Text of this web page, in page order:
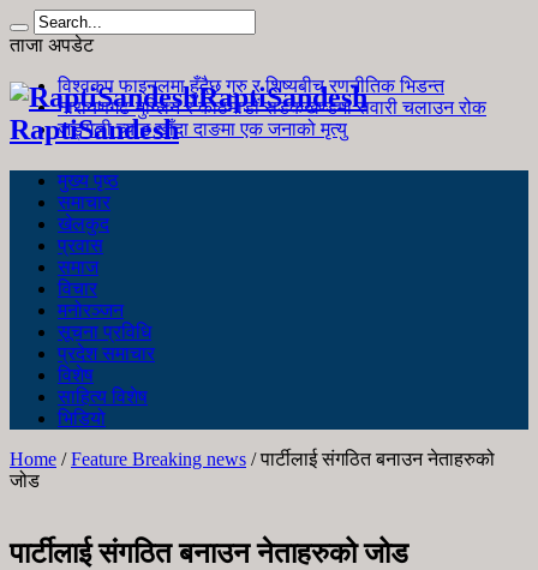
ताजा अपडेट
विश्वकप फाइनलमा हुँदैछ गुरु र शिष्यबीच रणनीतिक भिडन्त
नारायणगढ-मुग्लिन र काठमाडौं सडकखण्डमा सवारी चलाउन रोक
जङ्गली च्याउ खाँदा दाङमा एक जनाको मृत्यु
RaptiSandesh
RaptiSandesh
मुख्य पृष्ठ
समाचार
खेलकुद
प्रवास
समाज
विचार
मनोरञ्जन
सूचना प्रविधि
प्रदेश समाचार
विशेष
साहित्य विशेष
भिडियो
Home /Feature Breaking news /पार्टीलाई संगठित बनाउन नेताहरुको
जोड
पार्टीलाई संगठित बनाउन नेताहरुको जोड